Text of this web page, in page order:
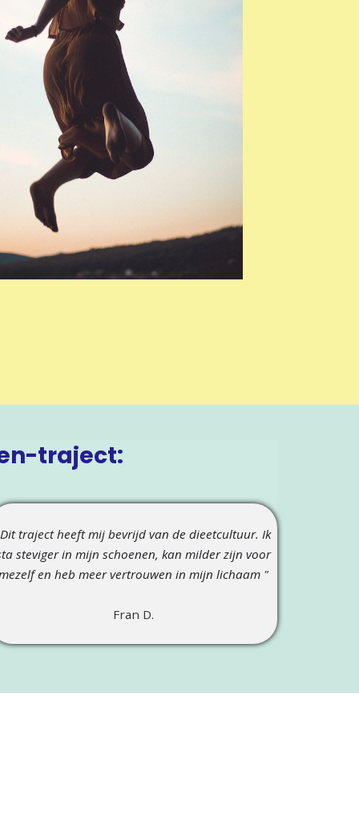
traject:
traject heeftmij bevrijd van de dieetcultuur. Ik
steviger in mijn schoenen, kan milder zijn voor
en heb meer vertrouwen in mijn lichaam "
Fran D.